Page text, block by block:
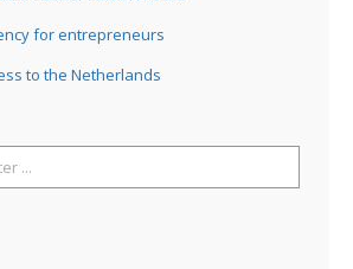
for entrepreneurs
to the Netherlands